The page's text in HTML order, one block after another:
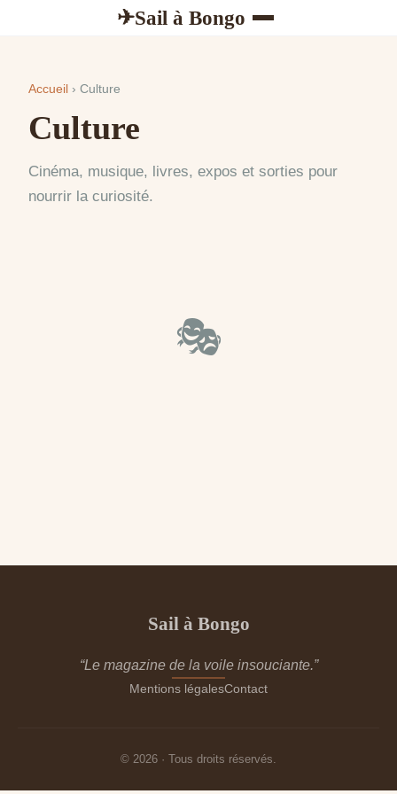
✈Sail à Bongo
Accueil › Culture
Culture
Cinéma, musique, livres, expos et sorties pour
nourrir la curiosité.
🎭
Sail à Bongo
“Le magazine de la voile insouciante.”
Mentions légalesContact
© 2026 · Tous droits réservés.